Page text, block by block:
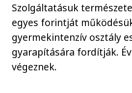
Szolgáltatásuk
egyes forintját
gyermekintenzív osztály
gyarapítására fordítják.
végeznek.